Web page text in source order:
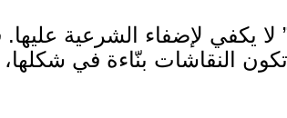
لا يكفي لإضفاء الشرعية عليها.
النقاشات بنّاءة في